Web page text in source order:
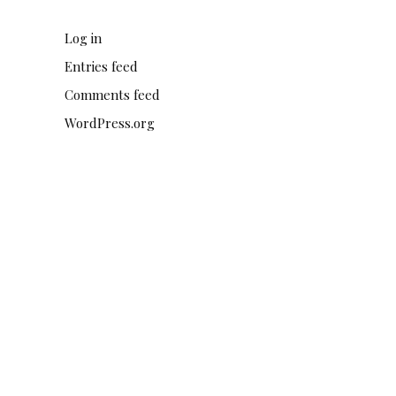
Log in
Entries feed
Comments feed
WordPress.org